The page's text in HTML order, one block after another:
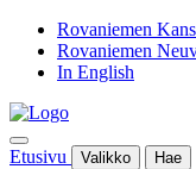
Rovaniemen
Rovaniemen
In English
Etusivu Valikko Hae